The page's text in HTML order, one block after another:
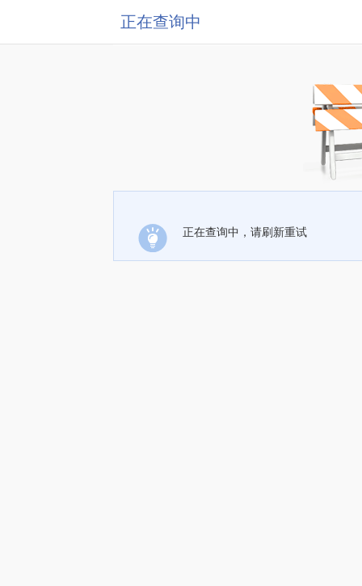
正在查询中
正在查询中，请刷新重试